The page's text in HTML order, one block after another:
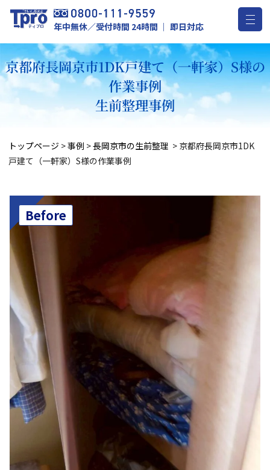
年中無休／受付時間 24時間 ｜ 即日対応
京都府長岡京市1DK戸建て（一軒家）S様の
作業事例
生前整理事例
トップページ >事例 >長岡京市の生前整理 > 京都府長岡京市1DK
戸建て（一軒家）S様の作業事例
Before